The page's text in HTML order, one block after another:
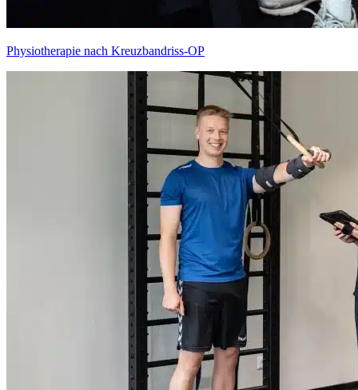
Physio­therapie nach Kreuz­bandriss-OP